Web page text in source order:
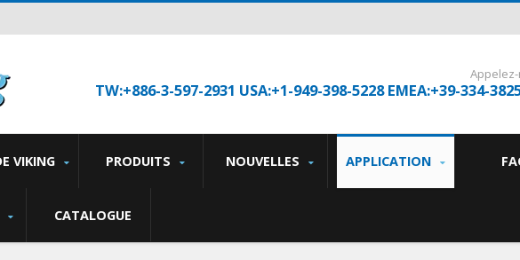
TW:+886-3-597-2931 USA:+1-949-398-5228 EMEA:+39-334-
VIKING PRODUITS NOUVELLES APPLICATION
CATALOGUE